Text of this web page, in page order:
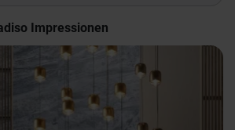
Impressionen